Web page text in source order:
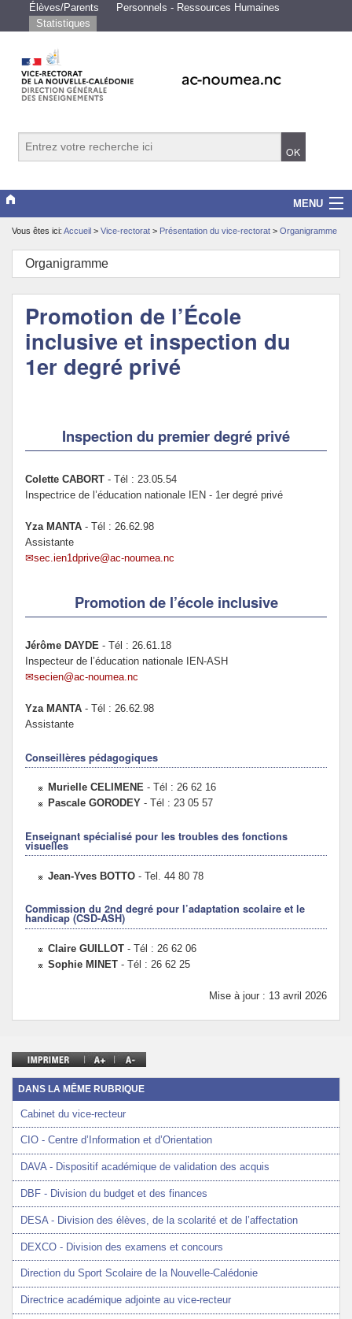
Élèves/Parents
Personnels - Ressources Humaines
Statistiques
MENU
Vice-rectorat
Scolarité/études
Enseignements
Examens/Concours
Politique Éducative
Vous êtes ici: Accueil > Vice-rectorat > Présentation du vice-rectorat > Organigramme
Organigramme
Promotion de l’École
inclusive et inspection du
1er degré privé
Inspection du premier degré privé
Colette CABORT - Tél : 23.05.54
Inspectrice de l’éducation nationale IEN - 1er degré privé
Yza MANTA - Tél : 26.62.98
Assistante
sec.ien1dprive@ac-noumea.nc
Promotion de l’école inclusive
Jérôme DAYDE - Tél : 26.61.18
Inspecteur de l’éducation nationale IEN-ASH
secien@ac-noumea.nc
Yza MANTA - Tél : 26.62.98
Assistante
Conseillères pédagogiques
Murielle CELIMENE- Tél : 26 62 16
Pascale GORODEY- Tél : 23 05 57
Enseignant spécialisé pour les troubles des fonctions
visuelles
Jean-Yves BOTTO- Tel. 44 80 78
Commission du 2nd degré pour l’adaptation scolaire et le
handicap (CSD-ASH)
Claire GUILLOT- Tél : 26 62 06
Sophie MINET- Tél : 26 62 25
Mise à jour : 13 avril 2026
DANS LA MÊME RUBRIQUE
Cabinet du vice-recteur
CIO - Centre d’Information et d’Orientation
DAVA - Dispositif académique de validation des acquis
DBF - Division du budget et des finances
DESA - Division des élèves, de la scolarité et de l’affectation
DEXCO - Division des examens et concours
Direction du Sport Scolaire de la Nouvelle-Calédonie
Directrice académique adjointe au vice-recteur